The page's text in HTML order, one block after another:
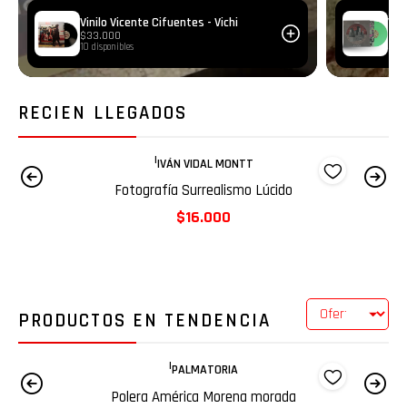
Vinilo Vicente Cifuentes - Vichi
$33.000
10 disponibles
RECIEN LLEGADOS
|IVÁN VIDAL MONTT
Fotografía Surrealismo Lúcido
$16.000
PRODUCTOS EN TENDENCIA
OJOS ADENTRO
Fotografía Enmarcada 30x25 cm